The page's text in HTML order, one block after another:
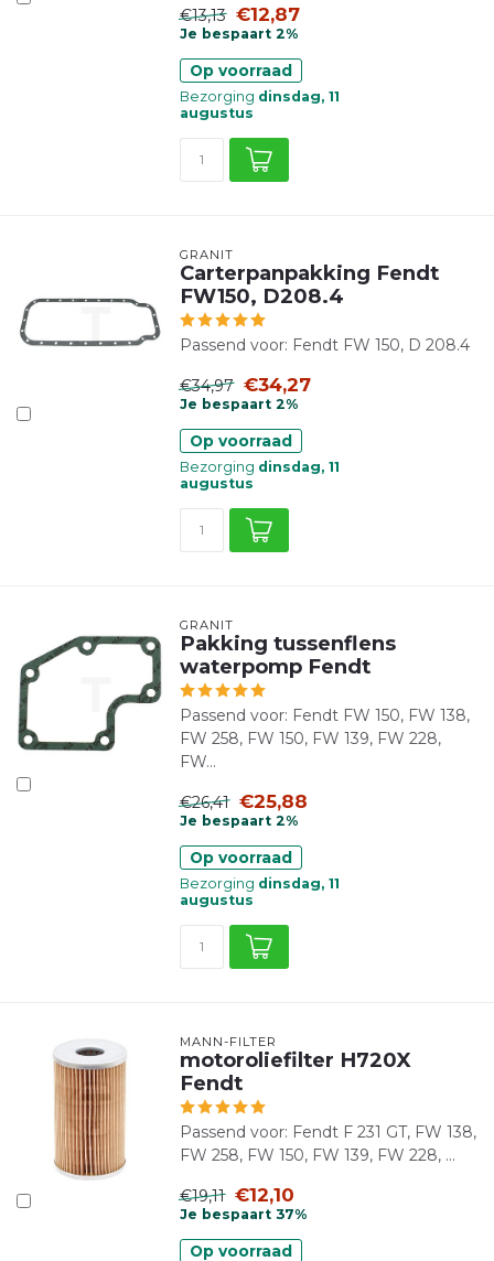
€13,13 €12,87
Je bespaart 2%
Op voorraad
Bezorging dinsdag, 11
augustus
GRANIT
Carterpanpakking Fendt
FW150, D208.4
Passend voor: Fendt FW 150, D 208.4
€34,97 €34,27
Je bespaart 2%
Op voorraad
Bezorging dinsdag, 11
augustus
GRANIT
Pakking tussenflens
waterpomp Fendt
Passend voor: Fendt FW 150, FW 138,
FW 258, FW 150, FW 139, FW 228,
FW...
€26,41 €25,88
Je bespaart 2%
Op voorraad
Bezorging dinsdag, 11
augustus
MANN-FILTER
motoroliefilter H720X
Fendt
Passend voor: Fendt F 231 GT, FW 138,
FW 258, FW 150, FW 139, FW 228, ...
€19,11 €12,10
Je bespaart 37%
Op voorraad